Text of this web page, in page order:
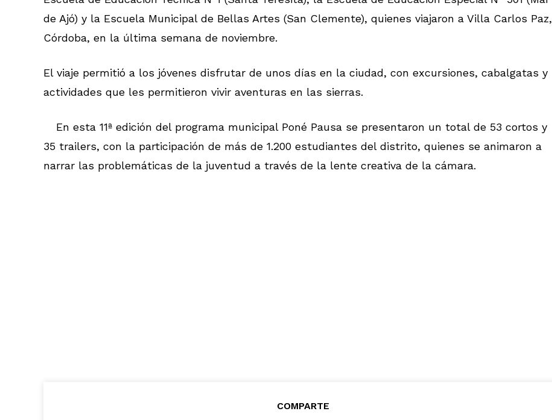
de Ajó) y la Escuela Municipal de Bellas Artes (San Clemente), quienes viajaron a Villa Carlos Paz,
Córdoba, en la última semana de noviembre.
El viaje permitió a los jóvenes disfrutar de unos días en la ciudad, con excursiones, cabalgatas y
actividades que les permitieron vivir aventuras en las sierras.
En esta 11ª edición del programa municipal Poné Pausa se presentaron un total de 53 cortos y
35 trailers, con la participación de más de 1.200 estudiantes del distrito, quienes se animaron a
narrar las problemáticas de la juventud a través de la lente creativa de la cámara.
COMPARTE